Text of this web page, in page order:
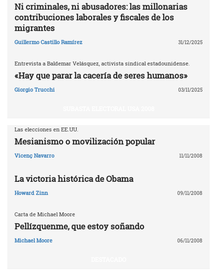
Ni criminales, ni abusadores: las millonarias
contribuciones laborales y fiscales de los
migrantes
Guillermo Castillo Ramírez 31/12/2025
Entrevista a Baldemar Velásquez, activista sindical estadounidense.
«Hay que parar la cacería de seres humanos»
Giorgio Trucchi 03/11/2025
Las elecciones en EE.UU.
Mesianismo o movilización popular
Vicenç Navarro 11/11/2008
La victoria histórica de Obama
Howard Zinn 09/11/2008
Carta de Michael Moore
Pellízquenme, que estoy soñando
Michael Moore 06/11/2008